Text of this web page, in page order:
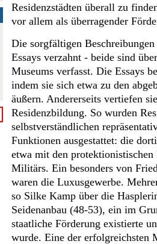
Residenzstädten überall zu
vor allem als überragender
Die sorgfältigen
Essays verzahnt - beide sind
Museums verfasst. Die Essays
indem sie sich etwa zu den
äußern. Andererseits vertiefen
Residenzbildung. So wurden
selbstverständlichen
Funktionen ausgestattet: die
etwa mit den protektionistischen
Militärs. Ein besonders von
waren die Luxusgewerbe.
so Silke Kamp über die
Seidenanbau (48-53), ein im
staatliche Förderung existierte
wurde. Eine der erfolgreichsten